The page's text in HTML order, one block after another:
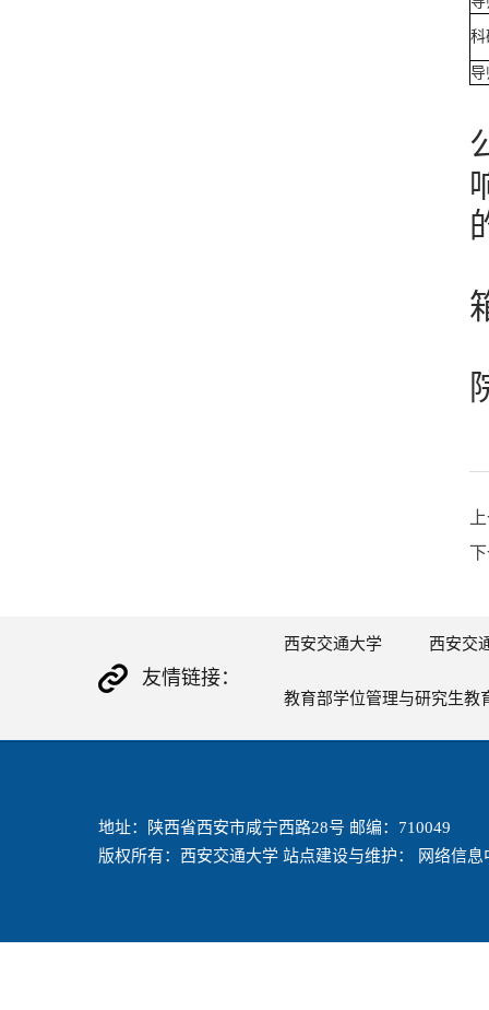
科
导
友情链接：
西安交通大学 西安交
教育部学位管理与研究生教
地址：陕西省西安市咸宁西路28号 邮编：710049
版权所有：西安交通大学 站点建设与维护： 网络信息